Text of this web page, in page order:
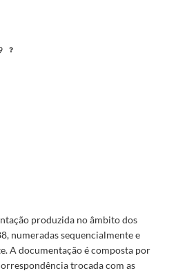
produzida no âmbito dos
numeradas sequencialmente e
A documentação é composta por
trocada com as